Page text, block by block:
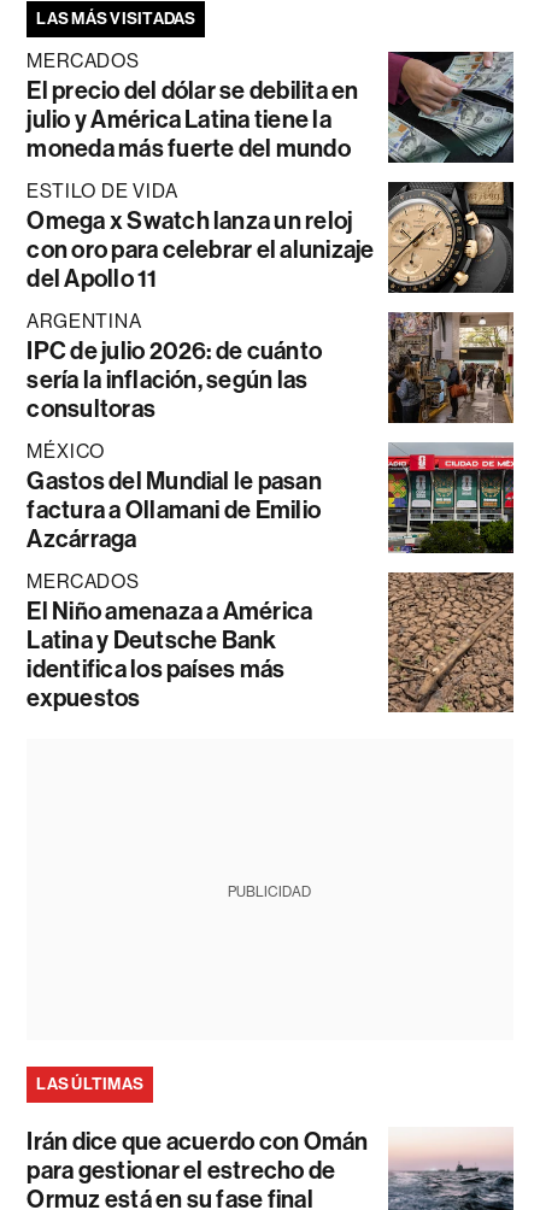
LAS MÁS VISITADAS
MERCADOS
El precio del dólar se debilita en
julio y América Latina tiene la
moneda más fuerte del mundo
ESTILO DE VIDA
Omega x Swatch lanza un reloj
con oro para celebrar el alunizaje
del Apollo 11
ARGENTINA
IPC de julio 2026: de cuánto
sería la inflación, según las
consultoras
MÉXICO
Gastos del Mundial le pasan
factura a Ollamani de Emilio
Azcárraga
MERCADOS
El Niño amenaza a América
Latina y Deutsche Bank
identifica los países más
expuestos
PUBLICIDAD
LAS ÚLTIMAS
Irán dice que acuerdo con Omán
para gestionar el estrecho de
Ormuz está en su fase final